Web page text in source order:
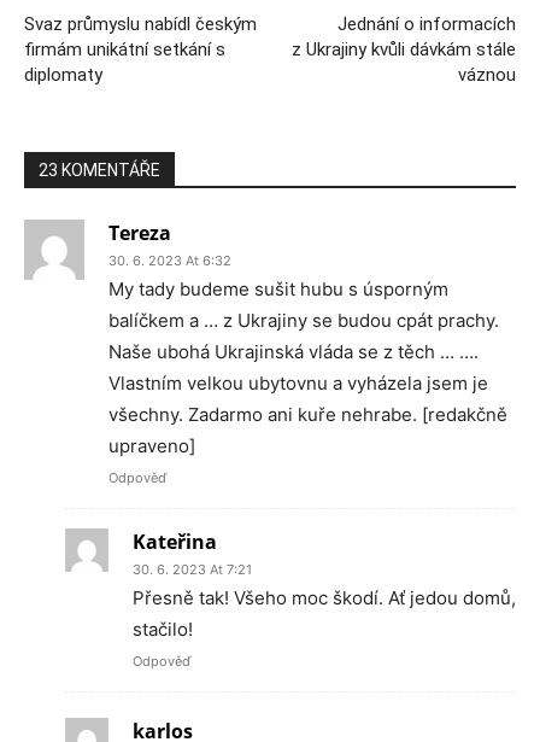
Svaz průmyslu nabídl českým
firmám unikátní setkání s
diplomaty
Jednání o informacích
z Ukrajiny kvůli dávkám stále
váznou
23 KOMENTÁŘE
Tereza
30. 6. 2023 At 6:32
My tady budeme sušit hubu s úsporným
balíčkem a … z Ukrajiny se budou cpát prachy.
Naše ubohá Ukrajinská vláda se z těch … ….
Vlastním velkou ubytovnu a vyházela jsem je
všechny. Zadarmo ani kuře nehrabe. [redakčně
upraveno]
Odpověď
Kateřina
30. 6. 2023 At 7:21
Přesně tak! Všeho moc škodí. Ať jedou domů,
stačilo!
Odpověď
karlos